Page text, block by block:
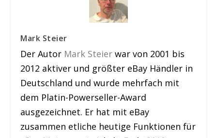
Mark Steier
Der Autor Mark Steier war von 2001 bis
2012 aktiver und größter eBay Händler in
Deutschland und wurde mehrfach mit
dem Platin-Powerseller-Award
ausgezeichnet. Er hat mit eBay
zusammen etliche heutige Funktionen für